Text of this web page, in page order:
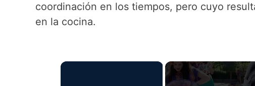
coordinación en los tiempos, pero cuyo
en la cocina.
×